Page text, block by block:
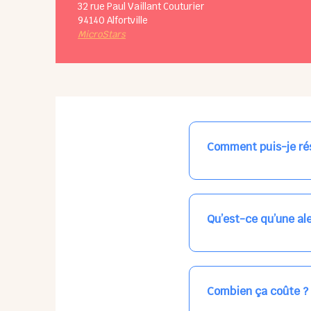
32 rue Paul Vaillant Couturier
94140 Alfortville
MicroStars
Comment puis-je
Nos places libres au
qui vous intéresse,
Qu’est-ce qu’une
Vous avez besoin
les places disponibles
Combien ça coûte ?